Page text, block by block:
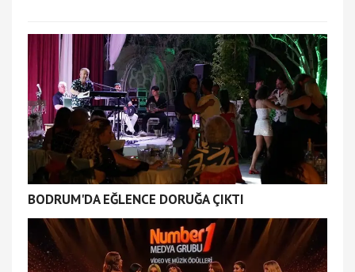
BODRUM'DA EĞLENCE DORUĞA ÇIKTI